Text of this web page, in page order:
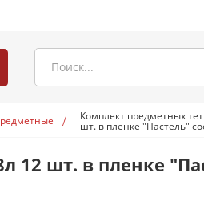
Комплект предметных
шт. в пленке "Пастель"
12 шт. в пленке